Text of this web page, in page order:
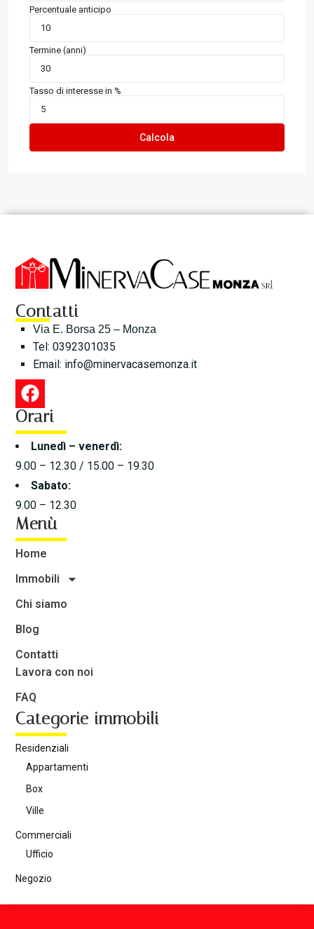
Percentuale anticipo
Termine (anni)
Tasso di interesse in %
Calcola
Contatti
Via E. Borsa 25 – Monza
Tel: 0392301035
Email: info@minervacasemonza.it
Orari
Lunedì – venerdì:
9.00 – 12.30 / 15.00 – 19.30
Sabato:
9.00 – 12.30
Menù
Home
Immobili
Chi siamo
Blog
Contatti
Lavora con noi
FAQ
Categorie immobili
Residenziali
Appartamenti
Box
Ville
Commerciali
Ufficio
Negozio